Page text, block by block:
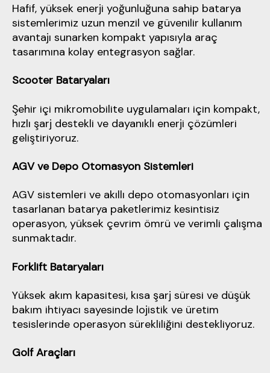
Hafif, yüksek enerji yoğunluğuna sahip batarya
sistemlerimiz uzun menzil ve güvenilir kullanım
avantajı sunarken kompakt yapısıyla araç
tasarımına kolay entegrasyon sağlar.
Scooter Bataryaları
Şehir içi mikromobilite uygulamaları için kompakt,
hızlı şarj destekli ve dayanıklı enerji çözümleri
geliştiriyoruz.
AGV ve Depo Otomasyon Sistemleri
AGV sistemleri ve akıllı depo otomasyonları için
tasarlanan batarya paketlerimiz kesintisiz
operasyon, yüksek çevrim ömrü ve verimli çalışma
sunmaktadır.
Forklift Bataryaları
Yüksek akım kapasitesi, kısa şarj süresi ve düşük
bakım ihtiyacı sayesinde lojistik ve üretim
tesislerinde operasyon sürekliliğini destekliyoruz.
Golf Araçları